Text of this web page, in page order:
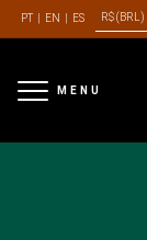
PT| EN ES R$ (BRL)
MENU